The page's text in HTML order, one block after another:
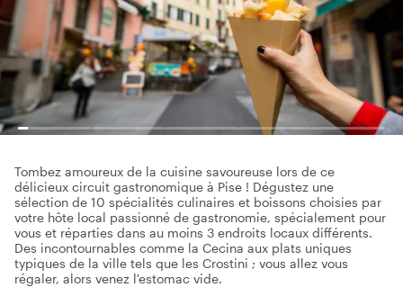
Tombez amoureux de la cuisine savoureuse lors de ce
délicieux circuit gastronomique à Pise ! Dégustez une
sélection de 10 spécialités culinaires et boissons choisies par
votre hôte local passionné de gastronomie, spécialement pour
vous et réparties dans au moins 3 endroits locaux différents.
Des incontournables comme la Cecina aux plats uniques
typiques de la ville tels que les Crostini ; vous allez vous
régaler, alors venez l'estomac vide.